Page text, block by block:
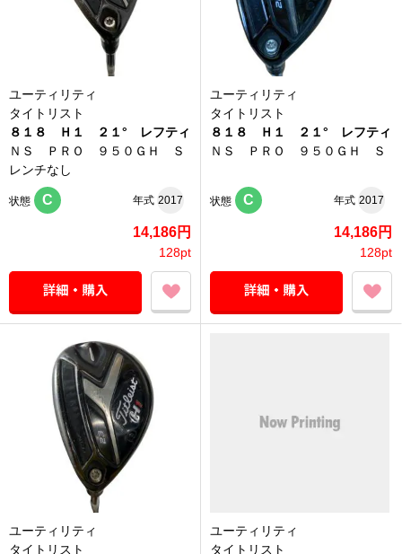
ユーティリティ
タイトリスト
８１８ Ｈ１ ２１° レフティ
ＮＳ ＰＲＯ ９５０ＧＨ Ｓ
レンチなし
状態 C 年式 2017
14,186円
128pt
ユーティリティ
タイトリスト
８１８ Ｈ１ ２１° レフティ
ＮＳ ＰＲＯ ９５０ＧＨ Ｓ
状態 C 年式 2017
14,186円
128pt
ユーティリティ
タイトリスト
ユーティリティ
タイトリスト